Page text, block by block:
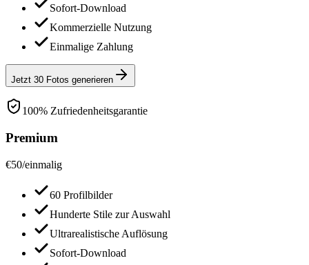
Sofort-Download
Kommerzielle Nutzung
Einmalige Zahlung
Jetzt 30 Fotos generieren
100% Zufriedenheitsgarantie
Premium
€50/einmalig
60 Profilbilder
Hunderte Stile zur Auswahl
Ultrarealistische Auflösung
Sofort-Download